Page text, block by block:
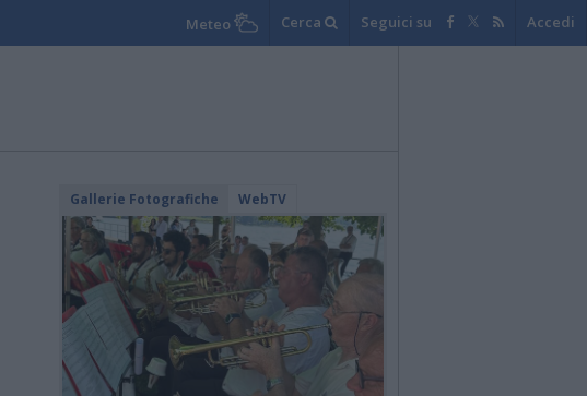
Meteo Cerca Seguici su Accedi
Gallerie Fotografiche WebTV